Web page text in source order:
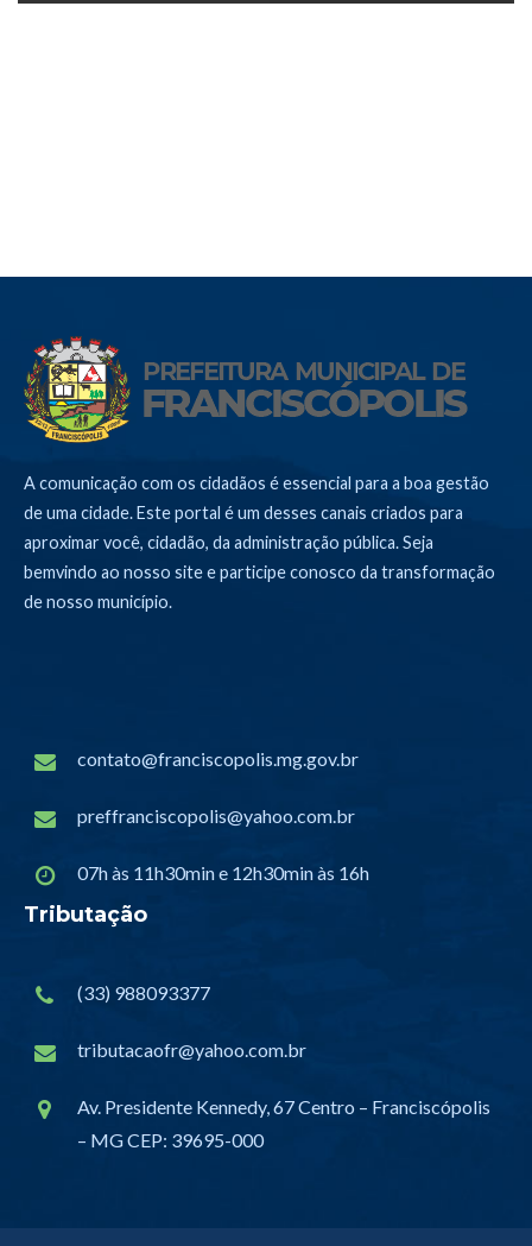
A comunicação com os cidadãos é essencial para a boa gestão
de uma cidade. Este portal é um desses canais criados para
aproximar você, cidadão, da administração pública. Seja
bemvindo ao nosso site e participe conosco da transformação
de nosso município.
contato@franciscopolis.mg.gov.br
preffranciscopolis@yahoo.com.br
07h às 11h30min e 12h30min às 16h
Tributação
(33) 988093377
tributacaofr@yahoo.com.br
Av. Presidente Kennedy, 67 Centro – Franciscópolis
– MG CEP: 39695-000